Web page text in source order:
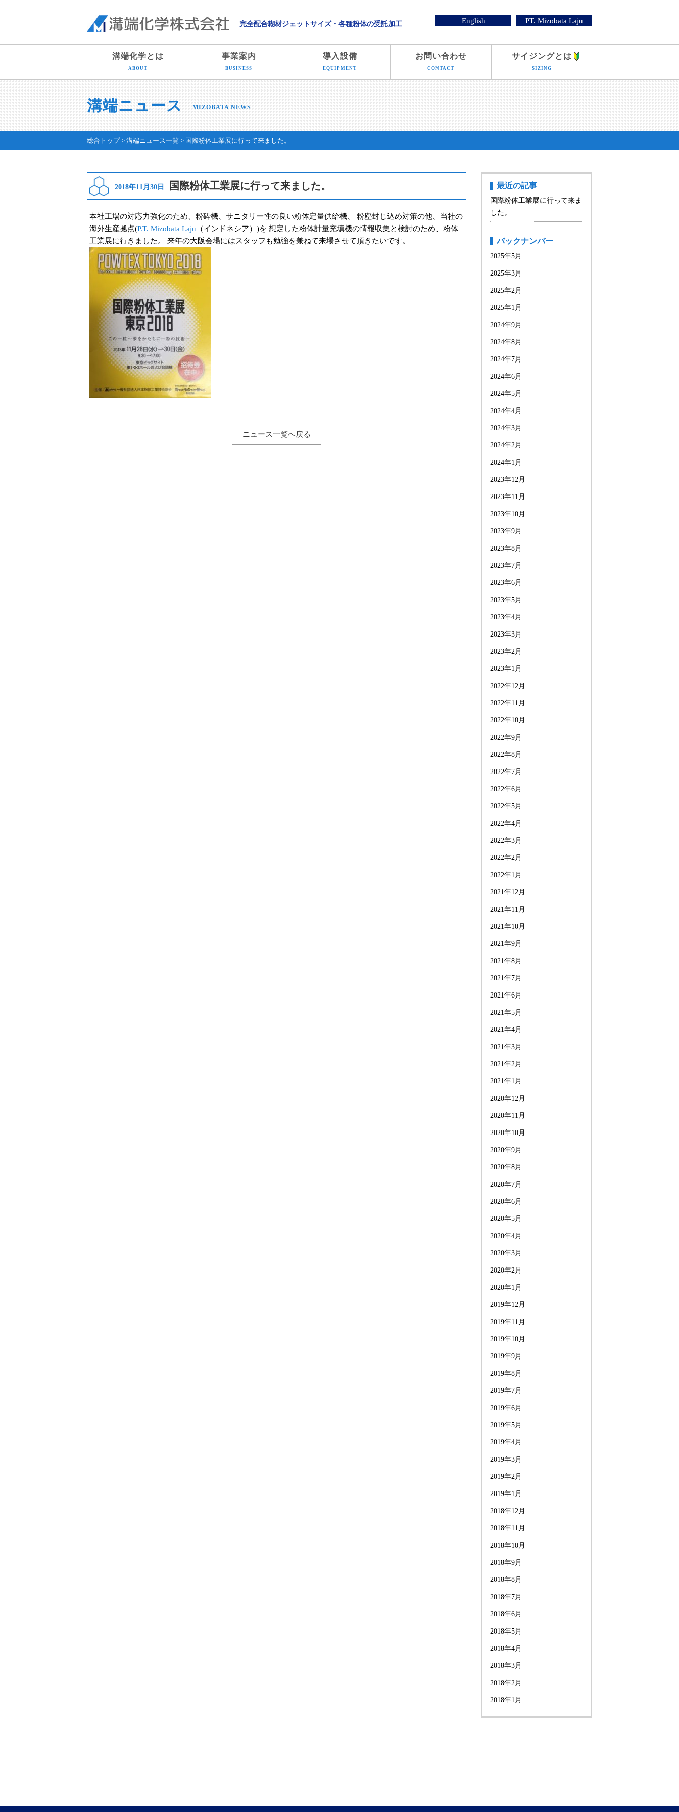
溝端化学株式会社
完全配合糊材ジェットサイズ・各種粉体の受託加工 PT. Mizobata Laju
English
溝端化学とは
ABOUT
事業案内
BUSINESS
導入設備
EQUIPMENT
お問い合わせ
CONTACT
サイジングとは
SIZING
溝端ニュース MIZOBATA NEWS
総合トップ 溝端ニュース一覧 国際粉体工業展に行って来ました。
2018年11月30日 国際粉体工業展に行って来ました。
本社工場の対応力強化のため、粉砕機、サニタリー性の良い粉体定量供給機、 粉塵封じ込め対策の他、当社の
海外生産拠点(P.T. Mizobata Laju （インドネシア）)を 想定した粉体計量充填機の情報収集と検討のため、粉体
工業展に行きました。 来年の大阪会場にはスタッフも勉強を兼ねて来場させて頂きたいです。
ニュース一覧へ戻る
最近の記事
国際粉体工業展に行って来ま
した。
バックナンバー
2025年5月
2025年3月
2025年2月
2025年1月
2024年9月
2024年8月
2024年7月
2024年6月
2024年5月
2024年4月
2024年3月
2024年2月
2024年1月
2023年12月
2023年11月
2023年10月
2023年9月
2023年8月
2023年7月
2023年6月
2023年5月
2023年4月
2023年3月
2023年2月
2023年1月
2022年12月
2022年11月
2022年10月
2022年9月
2022年8月
2022年7月
2022年6月
2022年5月
2022年4月
2022年3月
2022年2月
2022年1月
2021年12月
2021年11月
2021年10月
2021年9月
2021年8月
2021年7月
2021年6月
2021年5月
2021年4月
2021年3月
2021年2月
2021年1月
2020年12月
2020年11月
2020年10月
2020年9月
2020年8月
2020年7月
2020年6月
2020年5月
2020年4月
2020年3月
2020年2月
2020年1月
2019年12月
2019年11月
2019年10月
2019年9月
2019年8月
2019年7月
2019年6月
2019年5月
2019年4月
2019年3月
2019年2月
2019年1月
2018年12月
2018年11月
2018年10月
2018年9月
2018年8月
2018年7月
2018年6月
2018年5月
2018年4月
2018年3月
2018年2月
2018年1月